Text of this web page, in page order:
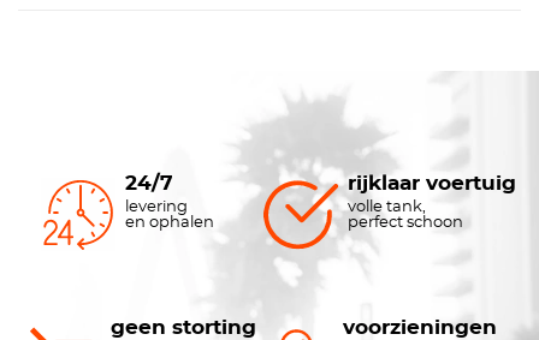
24/7
levering
en ophalen
rijklaar voertuig
volle tank,
perfect schoon
geen storting voorzieningen